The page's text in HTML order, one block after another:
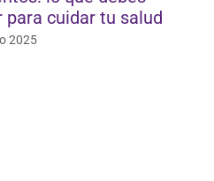
para cuidar tu salud
2025